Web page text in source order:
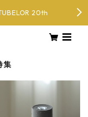
20th
集